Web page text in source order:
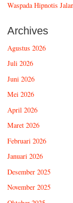
Waspada Hipnotis
Archives
Agustus 2026
Juli 2026
Juni 2026
Mei 2026
April 2026
Maret 2026
Februari 2026
Januari 2026
Desember 2025
November 2025